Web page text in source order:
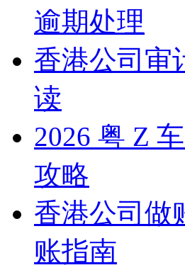
逾期处理
香港公司审
读
2026 粤 Z
攻略
香港公司做
账指南